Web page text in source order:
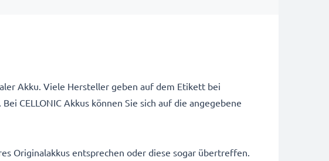
Akku. Viele Hersteller geben auf dem Etikett bei
CELLONIC Akkus können Sie sich auf die angegebene
Originalakkus entsprechen oder diese sogar übertreffen.